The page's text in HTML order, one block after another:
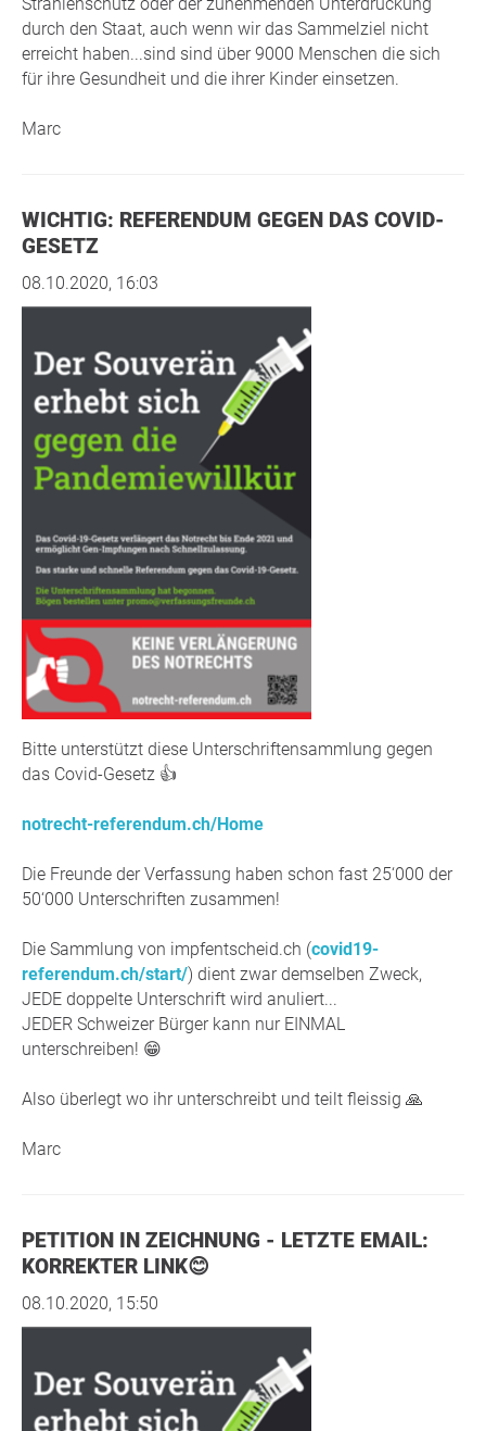
durch den Staat, auch wenn wir das Sammelziel nicht
erreicht haben...sind sind über 9000 Menschen die sich
für ihre Gesundheit und die ihrer Kinder einsetzen.
Marc
WICHTIG: REFERENDUM GEGEN DAS COVID-
GESETZ
08.10.2020, 16:03
Bitte unterstützt diese Unterschriftensammlung gegen
das Covid-Gesetz 👍
notrecht-referendum.ch/Home
Die Freunde der Verfassung haben schon fast 25‘000 der
50‘000 Unterschriften zusammen!
Die Sammlung von impfentscheid.ch (covid19-
referendum.ch/start/) dient zwar demselben Zweck,
JEDE doppelte Unterschrift wird anuliert...
JEDER Schweizer Bürger kann nur EINMAL
unterschreiben! 😁
Also überlegt wo ihr unterschreibt und teilt fleissig 🙏
Marc
PETITION IN ZEICHNUNG - LETZTE EMAIL:
KORREKTER LINK😊
08.10.2020, 15:50